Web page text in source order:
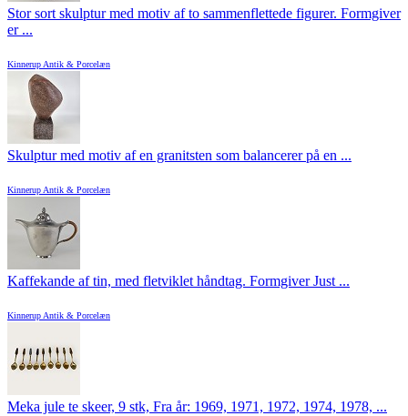
Stor sort skulptur med motiv af to sammenflettede figurer. Formgiver
er ...
Kinnerup Antik & Porcelæn
Skulptur med motiv af en granitsten som balancerer på en ...
Kinnerup Antik & Porcelæn
Kaffekande af tin, med fletviklet håndtag. Formgiver Just ...
Kinnerup Antik & Porcelæn
Meka jule te skeer, 9 stk, Fra år: 1969, 1971, 1972, 1974, 1978, ...